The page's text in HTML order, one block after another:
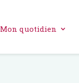
Mon quotidien